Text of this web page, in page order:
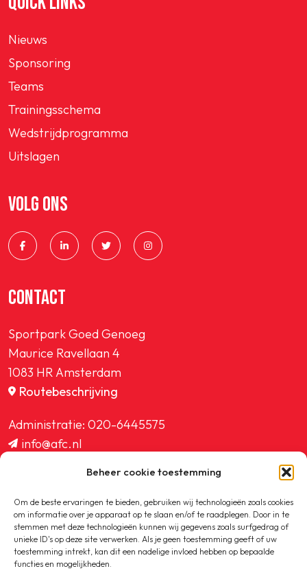
Beheer cookie toestemming
Om de beste ervaringen te bieden, gebruiken wij technologieën zoals cookies
om informatie over je apparaat op te slaan en/of te raadplegen. Door in te
stemmen met deze technologieën kunnen wij gegevens zoals surfgedrag of
unieke ID's op deze site verwerken. Als je geen toestemming geeft of uw
toestemming intrekt, kan dit een nadelige invloed hebben op bepaalde
functies en mogelijkheden.
Nieuws
Sponsoring
Teams
Trainingsschema
Wedstrijdprogramma
Uitslagen
VOLG ONS
CONTACT
Sportpark Goed Genoeg
Maurice Ravellaan 4
1083 HR Amsterdam
Routebeschrijving
Administratie: 020-6445575
info@afc.nl
ledenadministratie@afc.nl